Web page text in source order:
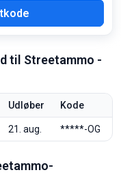
til Streetammo -
Udløber Kode
21. aug. *****-OG